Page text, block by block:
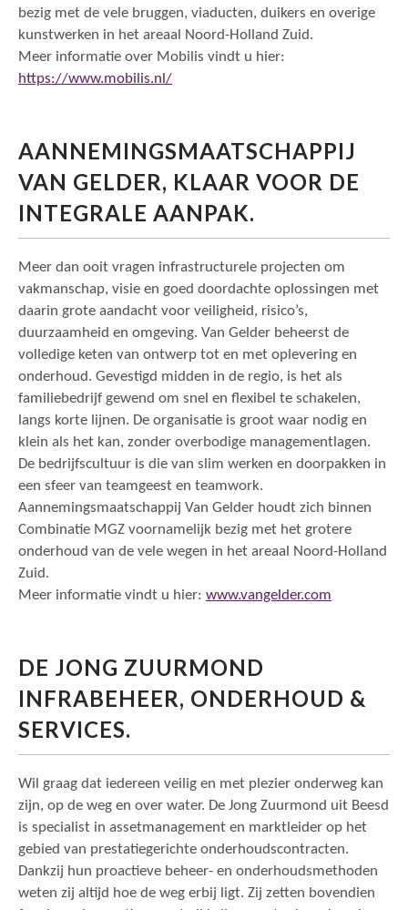
bezig met de vele bruggen, viaducten, duikers en overige
kunstwerken in het areaal Noord-Holland Zuid.
Meer informatie over Mobilis vindt u hier:
https://www.mobilis.nl/
AANNEMINGSMAATSCHAPPIJ
VAN GELDER, KLAAR VOOR DE
INTEGRALE AANPAK.
Meer dan ooit vragen infrastructurele projecten om
vakmanschap, visie en goed doordachte oplossingen met
daarin grote aandacht voor veiligheid, risico’s,
duurzaamheid en omgeving. Van Gelder beheerst de
volledige keten van ontwerp tot en met oplevering en
onderhoud. Gevestigd midden in de regio, is het als
familiebedrijf gewend om snel en flexibel te schakelen,
langs korte lijnen. De organisatie is groot waar nodig en
klein als het kan, zonder overbodige managementlagen.
De bedrijfscultuur is die van slim werken en doorpakken in
een sfeer van teamgeest en teamwork.
Aannemingsmaatschappij Van Gelder houdt zich binnen
Combinatie MGZ voornamelijk bezig met het grotere
onderhoud van de vele wegen in het areaal Noord-Holland
Zuid.
Meer informatie vindt u hier: www.vangelder.com
DE JONG ZUURMOND
INFRABEHEER, ONDERHOUD &
SERVICES.
Wil graag dat iedereen veilig en met plezier onderweg kan
zijn, op de weg en over water. De Jong Zuurmond uit Beesd
is specialist in assetmanagement en marktleider op het
gebied van prestatiegerichte onderhoudscontracten.
Dankzij hun proactieve beheer- en onderhoudsmethoden
weten zij altijd hoe de weg erbij ligt. Zij zetten bovendien